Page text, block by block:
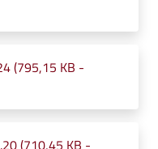
(795,15 KB -
(710,45 KB -